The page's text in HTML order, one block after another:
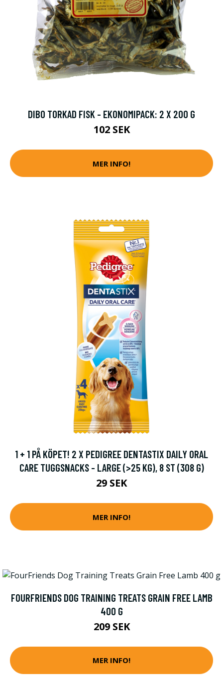
DIBO TORKAD FISK - EKONOMIPACK: 2 X 200 G
102 SEK
MER INFO!
1 + 1 PÅ KÖPET! 2 X PEDIGREE DENTASTIX DAILY ORAL
CARE TUGGSNACKS - LARGE (>25 KG), 8 ST (308 G)
29 SEK
MER INFO!
FOURFRIENDS DOG TRAINING TREATS GRAIN FREE LAMB
400 G
209 SEK
MER INFO!